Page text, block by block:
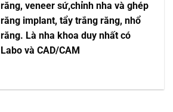
răng, veneer sứ,chỉnh nha và ghép
răng implant, tẩy trắng răng, nhổ
răng. Là nha khoa duy nhất có
Labo và CAD/CAM